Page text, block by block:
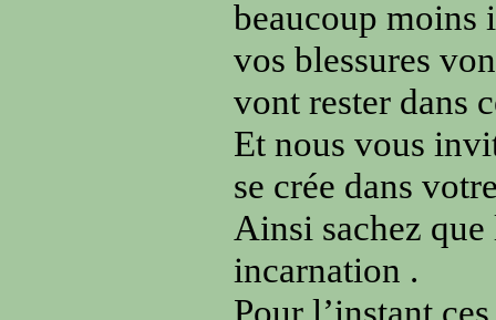
beaucoup moins
vos blessures
vont rester dans
Et nous vous
se crée dans
Ainsi sachez
incarnation .
Pour l’instant